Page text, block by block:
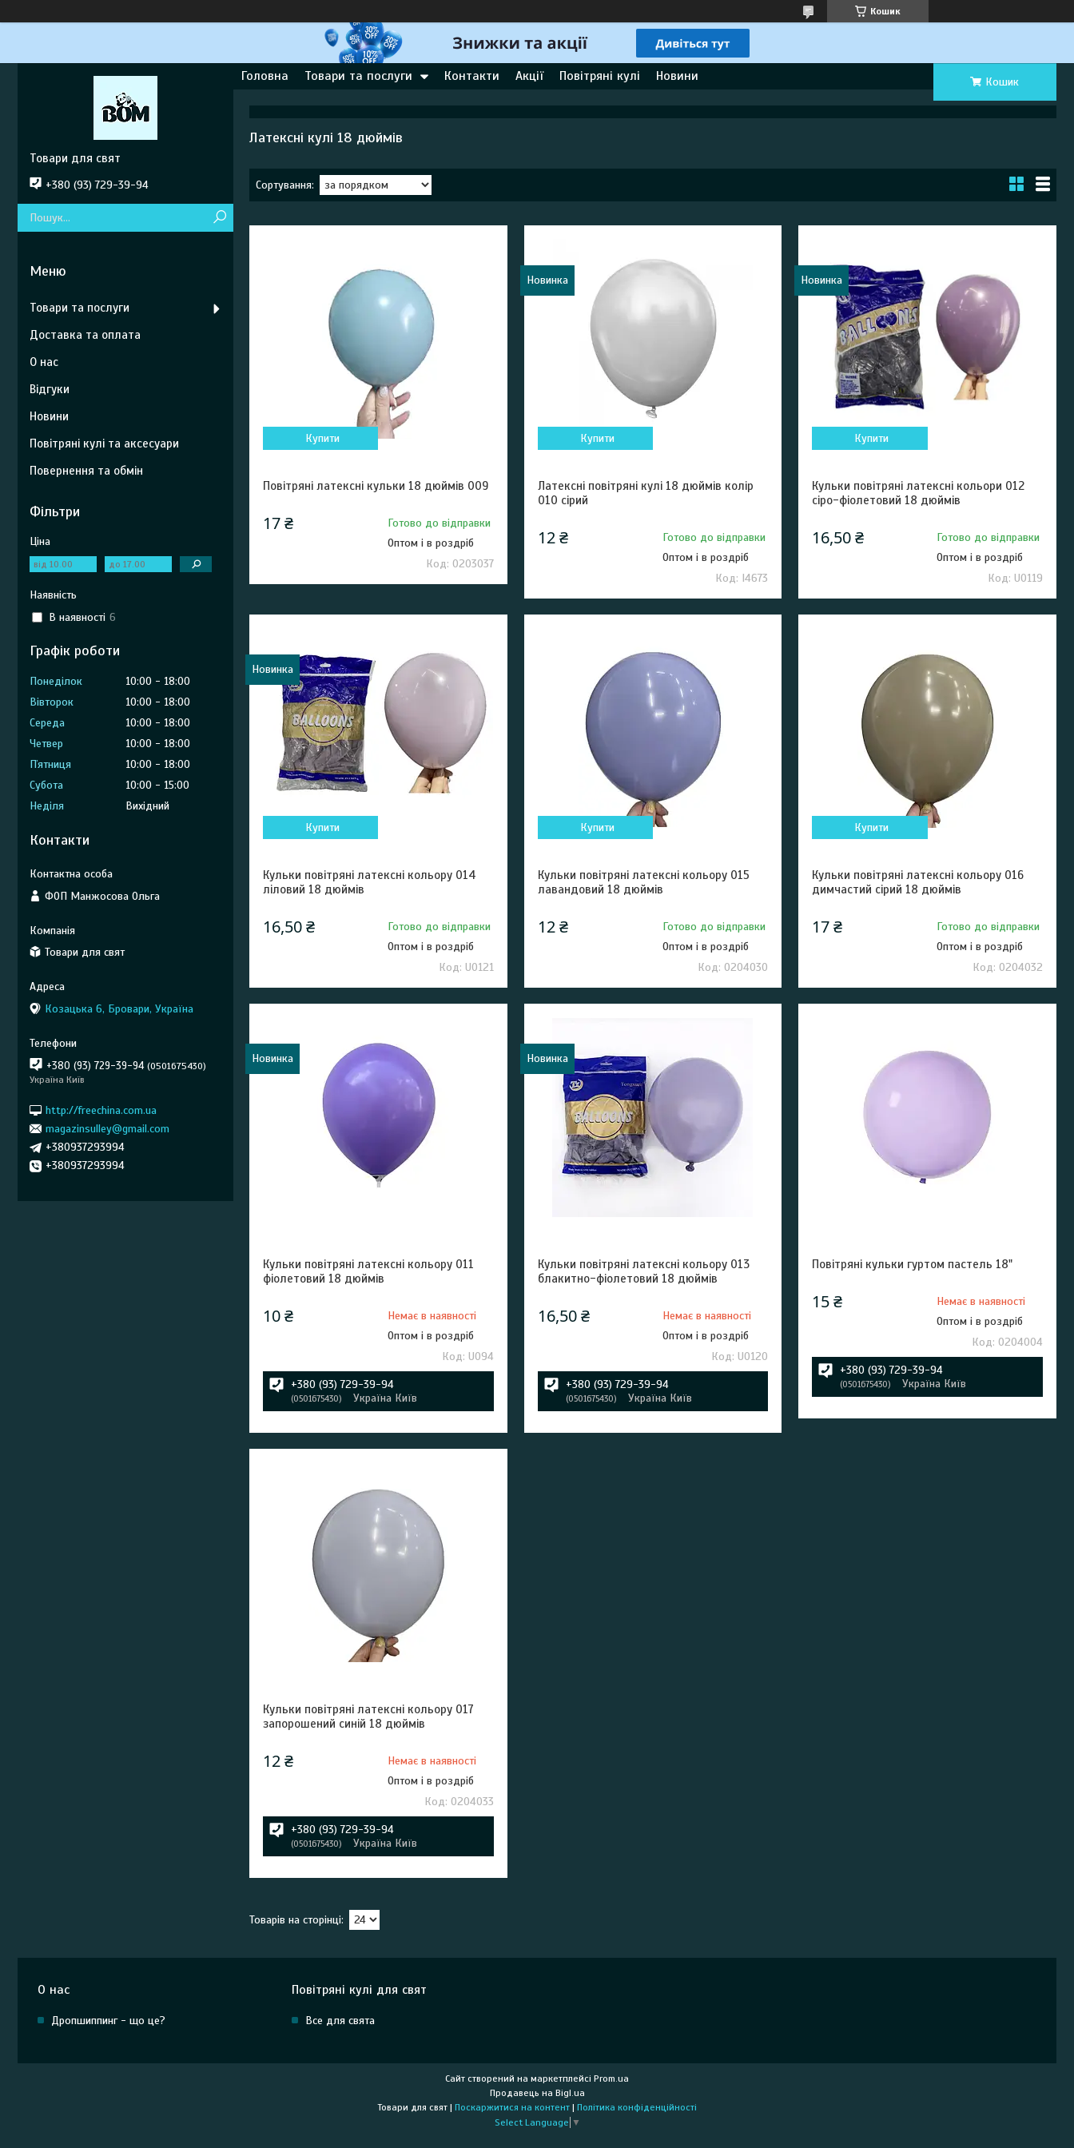
Кошик
Головна Товари та послуги Контакти Акції Повітряні кулі Новини Кошик
Латексні кулі 18 дюймів
Купити
Повітряні латексні кульки 18 дюймів 009
17 ₴
Готово до відправки
Оптом і в роздріб
0203037
Новинка
Купити
Латексні повітряні кулі 18 дюймів колір
010 сірий
12 ₴
Готово до відправки
Оптом і в роздріб
I4673
Новинка
Купити
Кульки повітряні латексні кольори 012
сіро-фіолетовий 18 дюймів
16,50 ₴
Готово до відправки
Оптом і в роздріб
U0119
Новинка
Купити
Кульки повітряні латексні кольору 014
ліловий 18 дюймів
16,50 ₴
Готово до відправки
Оптом і в роздріб
U0121
Купити
Кульки повітряні латексні кольору 015
лавандовий 18 дюймів
12 ₴
Готово до відправки
Оптом і в роздріб
0204030
Купити
Кульки повітряні латексні кольору 016
димчастий сірий 18 дюймів
17 ₴
Готово до відправки
Оптом і в роздріб
0204032
Новинка
Кульки повітряні латексні кольору 011
фіолетовий 18 дюймів
10 ₴
Немає в наявності
Оптом і в роздріб
U094
+380 (93) 729-39-94
0501675430 Україна Київ
Новинка
Кульки повітряні латексні кольору 013
блакитно-фіолетовий 18 дюймів
16,50 ₴
Немає в наявності
Оптом і в роздріб
U0120
+380 (93) 729-39-94
0501675430 Україна Київ
Повітряні кульки гуртом пастель 18"
15 ₴
Немає в наявності
Оптом і в роздріб
0204004
+380 (93) 729-39-94
0501675430 Україна Київ
Кульки повітряні латексні кольору 017
запорошений синій 18 дюймів
12 ₴
Немає в наявності
Оптом і в роздріб
0204033
+380 (93) 729-39-94
0501675430 Україна Київ
Товари для свят
+380 (93) 729-39-94
Товари та послуги
Доставка та оплата
О нас
Відгуки
Новини
Повітряні кулі та аксесуари
Повернення та обмін
Фільтри
Ціна
Наявність
В наявності 6
Графік роботи
Понеділок 10:00
18:00
Вівторок
10:00
18:00
Середа
10:00
18:00
Четвер
10:00
18:00
Пʼятниця
10:00
18:00
Субота
10:00
15:00
Неділя
Вихідний
Контакти
ФОП Манжосова Ольга
Товари для свят
Козацька 6, Бровари, Україна
+380 (93) 729-39-94 0501675430
Україна Київ
http://freechina.com.ua
magazinsulley@gmail.com
+380937293994
+380937293994
О нас
Дропшиппинг - що це?
Повітряні кулі для свят
Все для свята
Сайт створений на маркетплейсі Prom.ua
Продавець на Bigl.ua
Товари для свят | Поскаржитися на контент | Політика конфіденційності
Select Language ▼